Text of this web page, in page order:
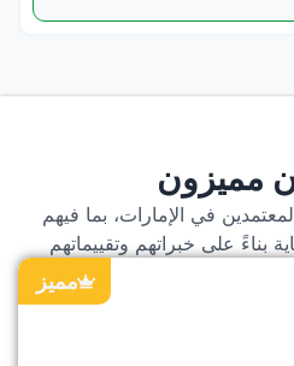
مميزون
في الإمارات، بما فيهم
بناءً على خبراتهم وتقييماتهم
مميز